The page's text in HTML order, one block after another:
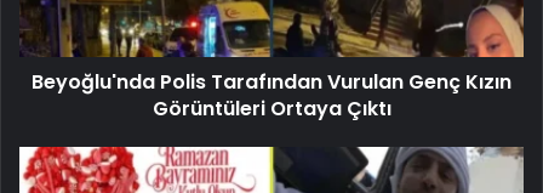
Beyoğlu'nda Polis Tarafından Vurulan Genç Kızın
Görüntüleri Ortaya Çıktı